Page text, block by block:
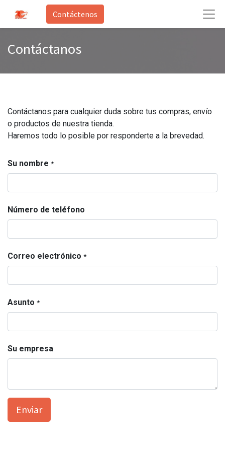
Contáctenos
Contáctanos
Contáctanos para cualquier duda sobre tus compras, envío
o productos de nuestra tienda.
Haremos todo lo posible por responderte a la brevedad.
Su nombre *
Número de teléfono
Correo electrónico *
Asunto *
Su empresa
Enviar